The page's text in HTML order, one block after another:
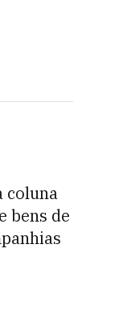
coluna
bens de